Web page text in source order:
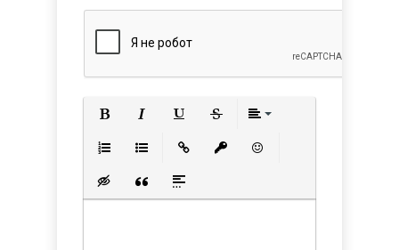
Вставка скрытого текста
Вставка цитаты
Вставка спойлера